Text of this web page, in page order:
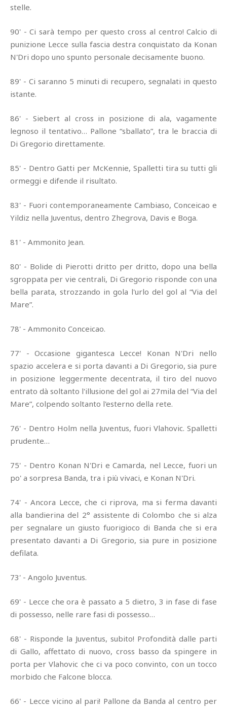
stelle.
90' - Ci sarà tempo per questo cross al centro! Calcio di
punizione Lecce sulla fascia destra conquistato da Konan
N'Dri dopo uno spunto personale decisamente buono.
89' - Ci saranno 5 minuti di recupero, segnalati in questo
istante.
86' - Siebert al cross in posizione di ala, vagamente
legnoso il tentativo… Pallone “sballato”, tra le braccia di
Di Gregorio direttamente.
85' - Dentro Gatti per McKennie, Spalletti tira su tutti gli
ormeggi e difende il risultato.
83' - Fuori contemporaneamente Cambiaso, Conceicao e
Yildiz nella Juventus, dentro Zhegrova, Davis e Boga.
81' - Ammonito Jean.
80' - Bolide di Pierotti dritto per dritto, dopo una bella
sgroppata per vie centrali, Di Gregorio risponde con una
bella parata, strozzando in gola l'urlo del gol al “Via del
Mare”.
78' - Ammonito Conceicao.
77' - Occasione gigantesca Lecce! Konan N'Dri nello
spazio accelera e si porta davanti a Di Gregorio, sia pure
in posizione leggermente decentrata, il tiro del nuovo
entrato dà soltanto l'illusione del gol ai 27mila del “Via del
Mare”, colpendo soltanto l'esterno della rete.
76' - Dentro Holm nella Juventus, fuori Vlahovic. Spalletti
prudente…
75' - Dentro Konan N'Dri e Camarda, nel Lecce, fuori un
po' a sorpresa Banda, tra i più vivaci, e Konan N'Dri.
74' - Ancora Lecce, che ci riprova, ma si ferma davanti
alla bandierina del 2° assistente di Colombo che si alza
per segnalare un giusto fuorigioco di Banda che si era
presentato davanti a Di Gregorio, sia pure in posizione
defilata.
73' - Angolo Juventus.
69' - Lecce che ora è passato a 5 dietro, 3 in fase di fase
di possesso, nelle rare fasi di possesso…
68' - Risponde la Juventus, subito! Profondità dalle parti
di Gallo, affettato di nuovo, cross basso da spingere in
porta per Vlahovic che ci va poco convinto, con un tocco
morbido che Falcone blocca.
66' - Lecce vicino al pari! Pallone da Banda al centro per